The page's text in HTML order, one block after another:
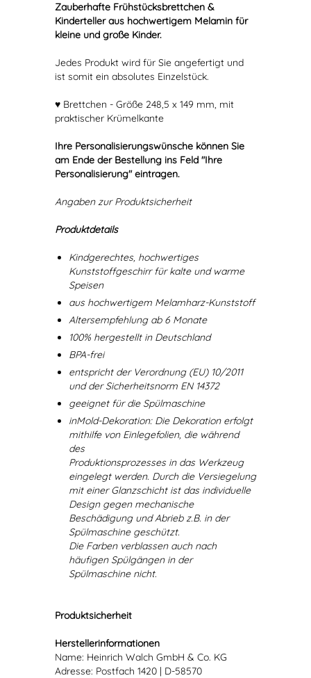
Zauberhafte Frühstücksbrettchen &
Kinderteller aus hochwertigem Melamin für
kleine und große Kinder.
Jedes Produkt wird für Sie angefertigt und
ist somit ein absolutes Einzelstück.
♥ Brettchen - Größe 248,5 x 149 mm, mit
praktischer Krümelkante
Ihre Personalisierungswünsche können Sie
am Ende der Bestellung ins Feld "Ihre
Personalisierung" eintragen.
Angaben zur Produktsicherheit
Produktdetails
Kindgerechtes, hochwertiges
Kunststoffgeschirr für kalte und warme
Speisen
aus hochwertigem Melamharz-Kunststoff
Altersempfehlung ab 6 Monate
100% hergestellt in Deutschland
BPA-frei
entspricht der Verordnung (EU) 10/2011
und der Sicherheitsnorm EN 14372
geeignet für die Spülmaschine
inMold-Dekoration: Die Dekoration erfolgt
mithilfe von Einlegefolien, die während
des
Produktionsprozesses in das Werkzeug
eingelegt werden. Durch die Versiegelung
mit einer Glanzschicht ist das individuelle
Design gegen mechanische
Beschädigung und Abrieb z.B. in der
Spülmaschine geschützt.
Die Farben verblassen auch nach
häufigen Spülgängen in der
Spülmaschine nicht.
Produktsicherheit
Herstellerinformationen
Name: Heinrich Walch GmbH & Co. KG
Adresse: Postfach 1420 | D-58570